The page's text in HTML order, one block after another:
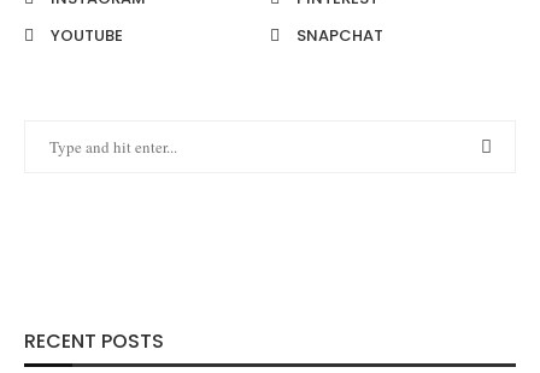
YOUTUBE
SNAPCHAT
RECENT POSTS